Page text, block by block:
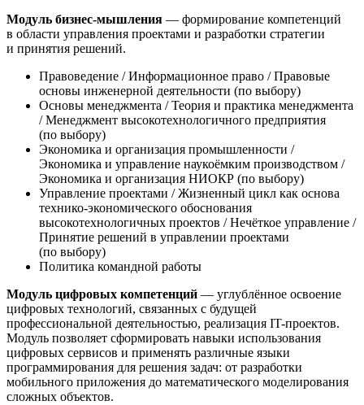
Модуль бизнес-мышления — формирование компетенций
в области управления проектами и разработки стратегии
и принятия решений.
Правоведение / Информационное право / Правовые
основы инженерной деятельности (по выбору)
Основы менеджмента / Теория и практика менеджмента
/ Менеджмент высокотехнологичного предприятия
(по выбору)
Экономика и организация промышленности /
Экономика и управление наукоёмким производством /
Экономика и организация НИОКР (по выбору)
Управление проектами / Жизненный цикл как основа
технико-экономического обоснования
высокотехнологичных проектов / Нечёткое управление /
Принятие решений в управлении проектами
(по выбору)
Политика командной работы
Модуль цифровых компетенций — углублённое освоение
цифровых технологий, связанных с будущей
профессиональной деятельностью, реализация IT-проектов.
Модуль позволяет сформировать навыки использования
цифровых сервисов и применять различные языки
программирования для решения задач: от разработки
мобильного приложения до математического моделирования
сложных объектов.